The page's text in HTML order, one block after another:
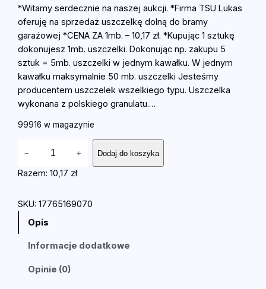
*Witamy serdecznie na naszej aukcji. *Firma TSU Lukas
oferuję na sprzedaż uszczelkę dolną do bramy
garażowej *CENA ZA 1mb. – 10,17 zł. *Kupując 1 sztukę
dokonujesz 1mb. uszczelki. Dokonując np. zakupu 5
sztuk = 5mb. uszczelki w jednym kawałku. W jednym
kawałku maksymalnie 50 mb. uszczelki Jesteśmy
producentem uszczelek wszelkiego typu. Uszczelka
wykonana z polskiego granulatu.…
99916 w magazynie
o
ć
U
− + Dodaj do koszyka
Razem:10,17 zł
SKU: 17765169070
Opis
Informacje dodatkowe
Opinie (0)